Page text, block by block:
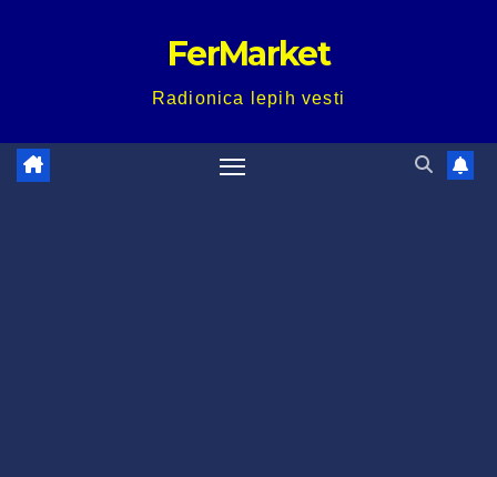
FerMarket
Radionica lepih vesti